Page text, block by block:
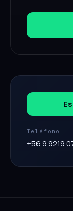
Teléfono
+56 9 9219